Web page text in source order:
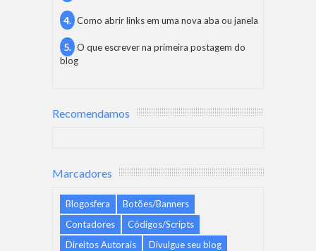
Como abrir links em uma nova aba ou janela
O que escrever na primeira postagem do
blog
Recomendamos
Marcadores
Blogosfera
Botões/Banners
Contadores
Códigos/Scripts
Direitos Autorais
Divulgue seu blog